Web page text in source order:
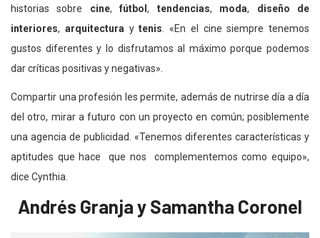
historias sobre cine,fútbol, tendencias, moda, diseño de
interiores, arquitectura ytenis . «En el cine siempre tenemos
gustos diferentes y lo disfrutamos al máximo porque podemos
dar críticas positivas y negativas».
Compartir una profesión les permite, además de nutrirse día a día
del otro, mirar a futuro con un proyecto en común; posiblemente
una agencia de publicidad. «Tenemos diferentes características y
aptitudes que hace que nos complementemos como equipo»,
dice Cynthia.
Andrés Granja y Samantha Coronel